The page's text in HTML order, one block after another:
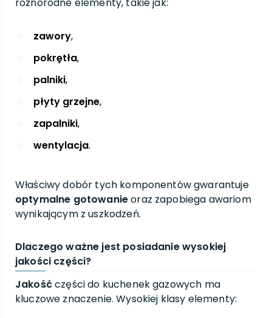
zawory,
pokrętła,
palniki,
płyty grzejne,
zapalniki,
wentylacja.
Właściwy dobór tych komponentów gwarantuje
optymalne gotowanieoraz zapobiega awariom
wynikającym z uszkodzeń.
Dlaczego ważne jest posiadanie wysokiej
jakości części?
Jakośćczęści do kuchenek gazowych ma
kluczowe znaczenie. Wysokiej klasy elementy: